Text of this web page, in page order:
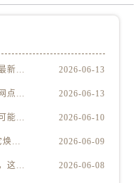
北京百达翡丽官方售后服务中心｜最新地址及服务热线权威信息公示（2026年6月最新） 2026-06-13
北京百达翡丽官方售后服务中心｜网点地址与客服电话权威信息公示（2026年6月最新） 2026-06-13
百达翡丽摔坏别乱动！第一步做错可能报废 2026-06-10
你的百达翡丽多久没洗了？3步让它焕然一新 2026-06-09
百达翡丽进灰进水？先别急着送修，这样做更安全 2026-06-08